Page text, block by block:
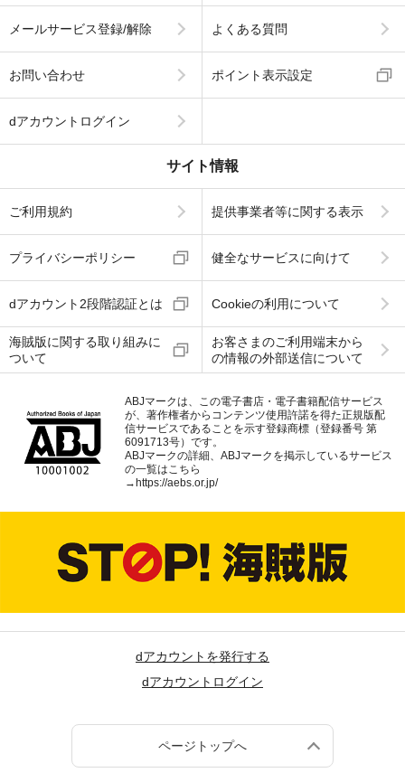
メールサービス登録/解除 よくある質問
お問い合わせ ポイント表示設定
dアカウントログイン
サイト情報
ご利用規約 提供事業者等に関する表示
プライバシーポリシー 健全なサービスに向けて
dアカウント2段階認証とは Cookieの利用について
海賊版に関する取り組みに
ついて
お客さまのご利用端末から
の情報の外部送信について
ABJマークは、この電子書店・電子書籍配信サービス
が、著作権者からコンテンツ使用許諾を得た正規版配
信サービスであることを示す登録商標（登録番号 第
6091713号）です。
ABJマークの詳細、ABJマークを掲示しているサービス
の一覧はこちら
→ https://aebs.or.jp/
dアカウントを発行する
dアカウントログイン
ページトップへ